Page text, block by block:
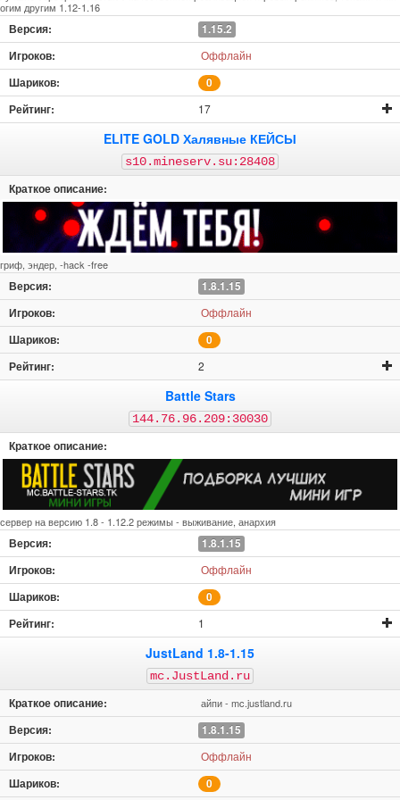
огим другим 1.12-1.16
1.15.2
Оффлайн
0
17
ELITE GOLD Халявные КЕЙСЫ
s10.mineserv.su:28408
гриф, эндер, -hack -free
1.8.1.15
Оффлайн
0
2
Battle Stars
144.76.96.209:30030
сервер на версию 1.8 - 1.12.2 режимы - выживание, анархия
1.8.1.15
Оффлайн
0
1
JustLand 1.8-1.15
mc.JustLand.ru
айпи - mc.justland.ru
1.8.1.15
Оффлайн
0